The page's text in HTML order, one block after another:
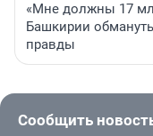
«Мне должны 17
Башкирии
правды
Сообщить